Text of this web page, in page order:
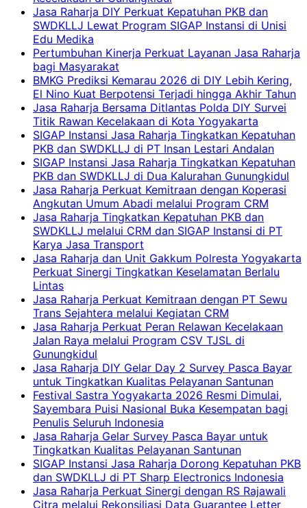
Jasa Raharja DIY Perkuat Kepatuhan PKB dan
SWDKLLJ Lewat Program SIGAP Instansi di Unisi
Edu Medika
Pertumbuhan Kinerja Perkuat Layanan Jasa Raharja
bagi Masyarakat
BMKG Prediksi Kemarau 2026 di DIY Lebih Kering,
El Nino Kuat Berpotensi Terjadi hingga Akhir Tahun
Jasa Raharja Bersama Ditlantas Polda DIY Survei
Titik Rawan Kecelakaan di Kota Yogyakarta
SIGAP Instansi Jasa Raharja Tingkatkan Kepatuhan
PKB dan SWDKLLJ di PT Insan Lestari Andalan
SIGAP Instansi Jasa Raharja Tingkatkan Kepatuhan
PKB dan SWDKLLJ di Dua Kalurahan Gunungkidul
Jasa Raharja Perkuat Kemitraan dengan Koperasi
Angkutan Umum Abadi melalui Program CRM
Jasa Raharja Tingkatkan Kepatuhan PKB dan
SWDKLLJ melalui CRM dan SIGAP Instansi di PT
Karya Jasa Transport
Jasa Raharja dan Unit Gakkum Polresta Yogyakarta
Perkuat Sinergi Tingkatkan Keselamatan Berlalu
Lintas
Jasa Raharja Perkuat Kemitraan dengan PT Sewu
Trans Sejahtera melalui Kegiatan CRM
Jasa Raharja Perkuat Peran Relawan Kecelakaan
Jalan Raya melalui Program CSV TJSL di
Gunungkidul
Jasa Raharja DIY Gelar Day 2 Survey Pasca Bayar
untuk Tingkatkan Kualitas Pelayanan Santunan
Festival Sastra Yogyakarta 2026 Resmi Dimulai,
Sayembara Puisi Nasional Buka Kesempatan bagi
Penulis Seluruh Indonesia
Jasa Raharja Gelar Survey Pasca Bayar untuk
Tingkatkan Kualitas Pelayanan Santunan
SIGAP Instansi Jasa Raharja Dorong Kepatuhan PKB
dan SWDKLLJ di PT Sharp Electronics Indonesia
Jasa Raharja Perkuat Sinergi dengan RS Rajawali
Citra melalui Rekonsiliasi Data Guarantee Letter